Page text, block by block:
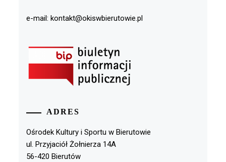
e-mail: kontakt@okiswbierutowie.pl
ADRES
Ośrodek Kultury i Sportu w Bierutowie
ul. Przyjaciół Żołnierza 14A
56-420 Bierutów